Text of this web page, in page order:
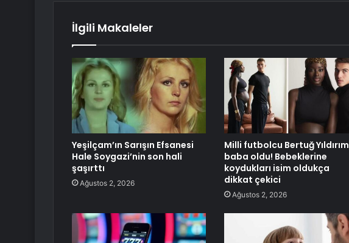
İlgili Makaleler
Yeşilçam’ın Sarışın Efsanesi
Hale Soygazi’nin son hali
şaşırttı
Ağustos 2, 2026
Milli futbolcu Bertuğ Yıldırım
baba oldu! Bebeklerine
koydukları isim oldukça
dikkat çekici
Ağustos 2, 2026